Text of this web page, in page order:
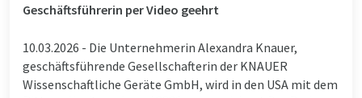
Geschäftsführerin per Video geehrt
10.03.2026 - Die Unternehmerin Alexandra Knauer,
geschäftsführende Gesellschafterin der KNAUER
Wissenschaftliche Geräte GmbH, wird in den USA mit dem